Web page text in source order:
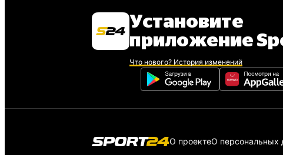
Установите
приложение
Что нового? История изменений
О проектеО персональных